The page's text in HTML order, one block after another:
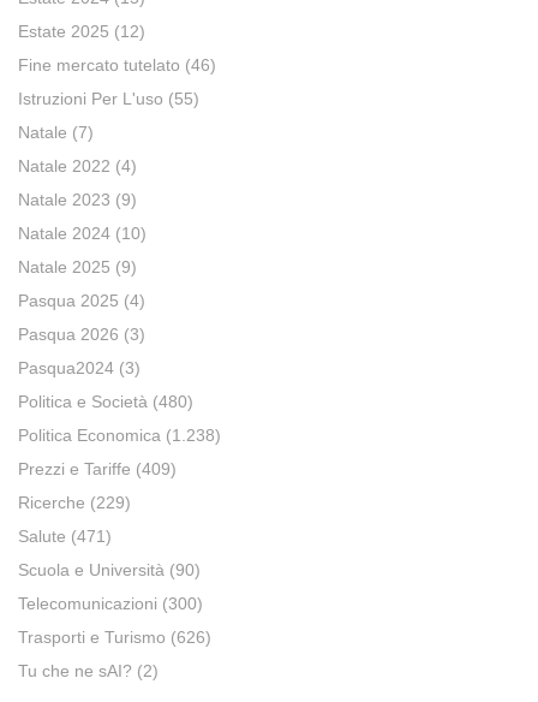
Estate 2025 (12)
Fine mercato tutelato (46)
Istruzioni Per L'uso (55)
Natale (7)
Natale 2022 (4)
Natale 2023 (9)
Natale 2024 (10)
Natale 2025 (9)
Pasqua 2025 (4)
Pasqua 2026 (3)
Pasqua2024 (3)
Politica e Società (480)
Politica Economica (1.238)
Prezzi e Tariffe (409)
Ricerche (229)
Salute (471)
Scuola e Università (90)
Telecomunicazioni (300)
Trasporti e Turismo (626)
Tu che ne sAI? (2)